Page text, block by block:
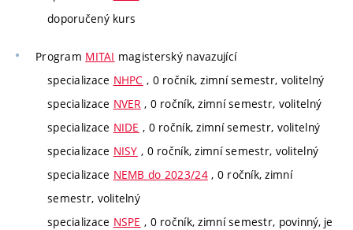
doporučený kurs
Program MITAI magisterský navazující
specializace NHPC , 0 ročník, zimní semestr, volitelný
specializace NVER , 0 ročník, zimní semestr, volitelný
specializace NIDE , 0 ročník, zimní semestr, volitelný
specializace NISY , 0 ročník, zimní semestr, volitelný
specializace NEMB do 2023/24, 0 ročník, zimní
semestr, volitelný
specializace NSPE , 0 ročník, zimní semestr, povinný, je